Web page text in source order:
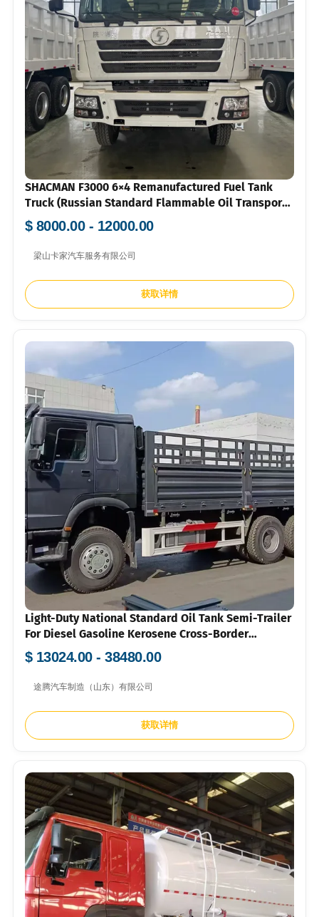
SHACMAN F3000 6×4 Remanufactured Fuel Tank
Truck (Russian Standard Flammable Oil Transport
Tanker)
$ 8000.00 - 12000.00
梁山卡家汽车服务有限公司
获取详情
Light-Duty National Standard Oil Tank Semi-Trailer
For Diesel Gasoline Kerosene Cross-Border
Transport To Central Asia & Mongolia
$ 13024.00 - 38480.00
途腾汽车制造（山东）有限公司
获取详情